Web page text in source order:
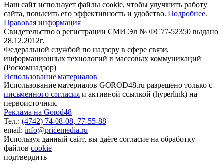
Наш сайт использует файлы cookie, чтобы улучшить работу
сайта, повысить его эффективность и удобство. Подробнее.
Правовая информация
Свидетельство о регистрации СМИ Эл № ФС77-52350 выдано
28.12.2012г.
Федеральной службой по надзору в сфере связи,
информационных технологий и массовых коммуникаций
(Роскомнадзор)
Использование материалов
Использование материалов GOROD48.ru разрешено только с
письменного согласия и активной ссылкой (hyperlink) на
первоисточник.
Реклама на Gorod48
Тел.: (4742) 74-08-08, 77-55-88
email: info@pridemedia.ru
Используя данный сайт, вы даёте согласие на обработку
файлов cookie
подтвердить